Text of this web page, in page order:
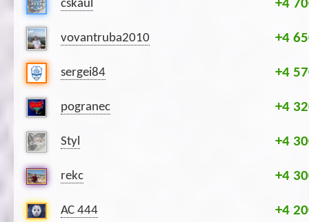
cskaul +4
vovantruba2010 +4
sergei84 +4
pogranec +4
Styl +4
rekc +4
АС 444 +4